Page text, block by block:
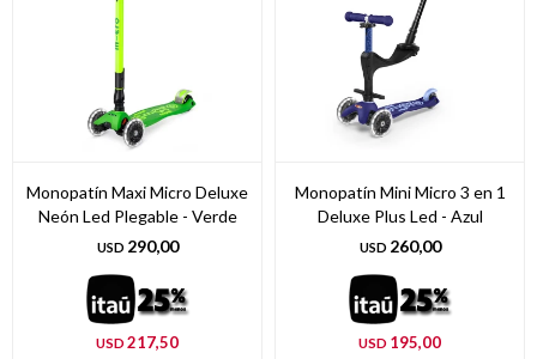
Monopatín Maxi Micro Deluxe
Neón Led Plegable - Verde
USD 290,00
USD 217,50
Monopatín Mini Micro 3 en 1
Deluxe Plus Led - Azul
USD 260,00
USD 195,00